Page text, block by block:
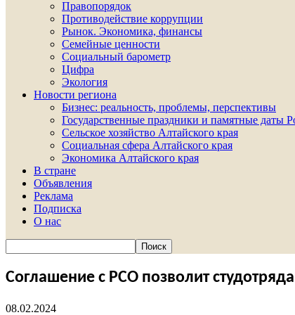
Правопорядок
Противодействие коррупции
Рынок. Экономика, финансы
Семейные ценности
Социальный барометр
Цифра
Экология
Новости региона
Бизнес: реальность, проблемы, перспективы
Государственные праздники и памятные даты
Сельское хозяйство Алтайского края
Социальная сфера Алтайского края
Экономика Алтайского края
В стране
Объявления
Реклама
Подписка
О нас
Соглашение с РСО позволит
08.02.2024